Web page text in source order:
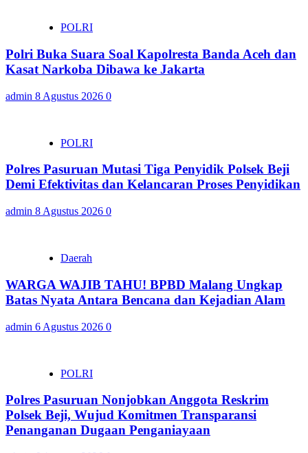
POLRI
Polri Buka Suara Soal Kapolresta Banda Aceh dan
Kasat Narkoba Dibawa ke Jakarta
admin 8 Agustus 2026 0
POLRI
Polres Pasuruan Mutasi Tiga Penyidik Polsek Beji
Demi Efektivitas dan Kelancaran Proses Penyidikan
admin 8 Agustus 2026 0
Daerah
WARGA WAJIB TAHU! BPBD Malang Ungkap
Batas Nyata Antara Bencana dan Kejadian Alam
admin 6 Agustus 2026 0
POLRI
Polres Pasuruan Nonjobkan Anggota Reskrim
Polsek Beji, Wujud Komitmen Transparansi
Penanganan Dugaan Penganiayaan